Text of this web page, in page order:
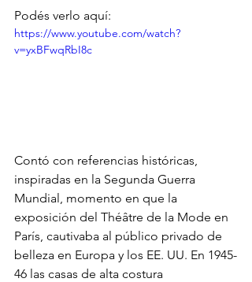
Podés verlo aquí:
https://www.youtube.com/watch?
v=yxBFwqRbI8c
Contó con referencias históricas,
inspiradas en la Segunda Guerra
Mundial, momento en que la
exposición del Théâtre de la Mode en
París, cautivaba al público privado de
belleza en Europa y los EE. UU. En 1945-
46 las casas de alta costura